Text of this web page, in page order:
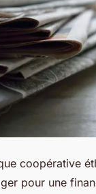
coopérative
pour une